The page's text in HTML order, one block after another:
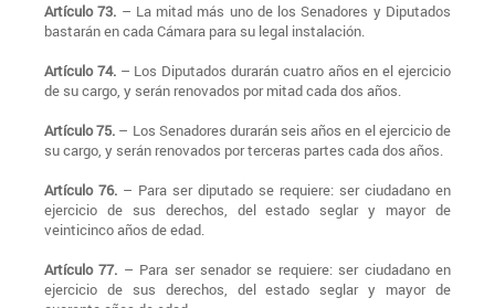
Artículo 73. – La mitad más uno de los Senadores y Diputados
bastarán en cada Cámara para su legal instalación.
Artículo 74.– Los Diputados durarán cuatro años en el ejercicio
de su cargo, y serán renovados por mitad cada dos años.
Artículo 75. – Los Senadores durarán seis años en el ejercicio de
su cargo, y serán renovados por terceras partes cada dos años.
Artículo 76. – Para ser diputado se requiere: ser ciudadano en
ejercicio de sus derechos, del estado seglar y mayor de
veinticinco años de edad.
Artículo 77. – Para ser senador se requiere: ser ciudadano en
ejercicio de sus derechos, del estado seglar y mayor de